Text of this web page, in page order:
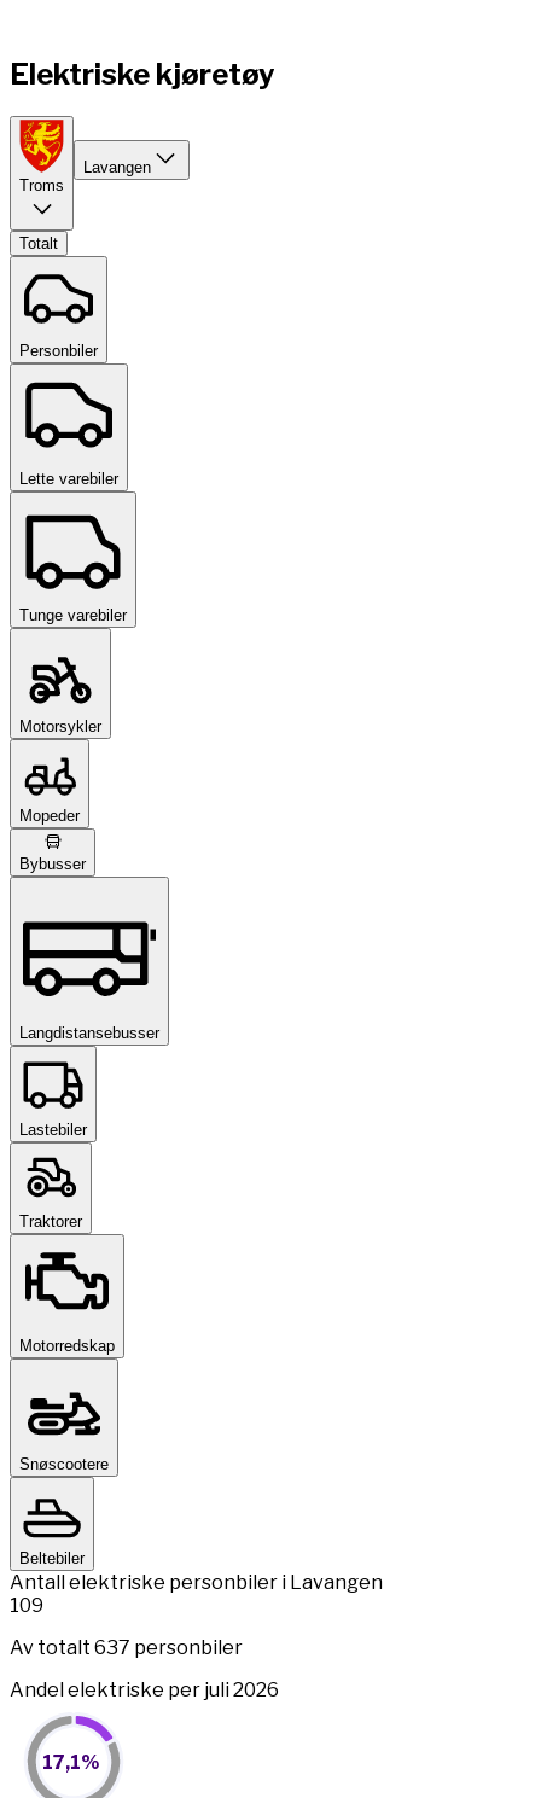
Elektriske kjøretøy
Troms
Lavangen
Totalt
Personbiler
Lette varebiler
Tunge varebiler
Motorsykler
Mopeder
Bybusser
Langdistansebusser
Lastebiler
Traktorer
Motorredskap
Snøscootere
Beltebiler
Antall elektriske personbiler i Lavangen
109
Av totalt 637 personbiler
Andel elektriske per juli 2026
17,1%
Pie chart with 2 slices.
17,1%